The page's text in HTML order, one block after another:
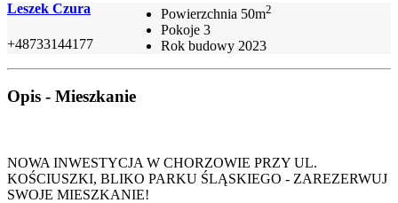
Leszek Czura
+48733144177
Powierzchnia 50m2
Pokoje 3
Rok budowy 2023
Opis - Mieszkanie
NOWA INWESTYCJA W CHORZOWIE PRZY UL.
KOŚCIUSZKI, BLIKO PARKU ŚLĄSKIEGO - ZAREZERWUJ
SWOJE MIESZKANIE!